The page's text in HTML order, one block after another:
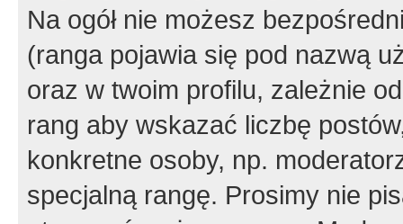
Na ogół nie możesz
(ranga pojawia się pod nazwą
oraz w twoim profilu, zależnie
rang aby wskazać liczbę
konkretne osoby, np.
specjalną rangę. Prosimy nie